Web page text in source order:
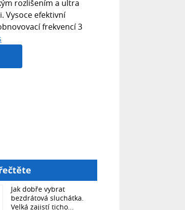
rozlišením a ultra
Vysoce efektivní
frekvencí 3
Jak dobře vybrat
bezdrátová sluchátka.
Velká zajistí ticho...